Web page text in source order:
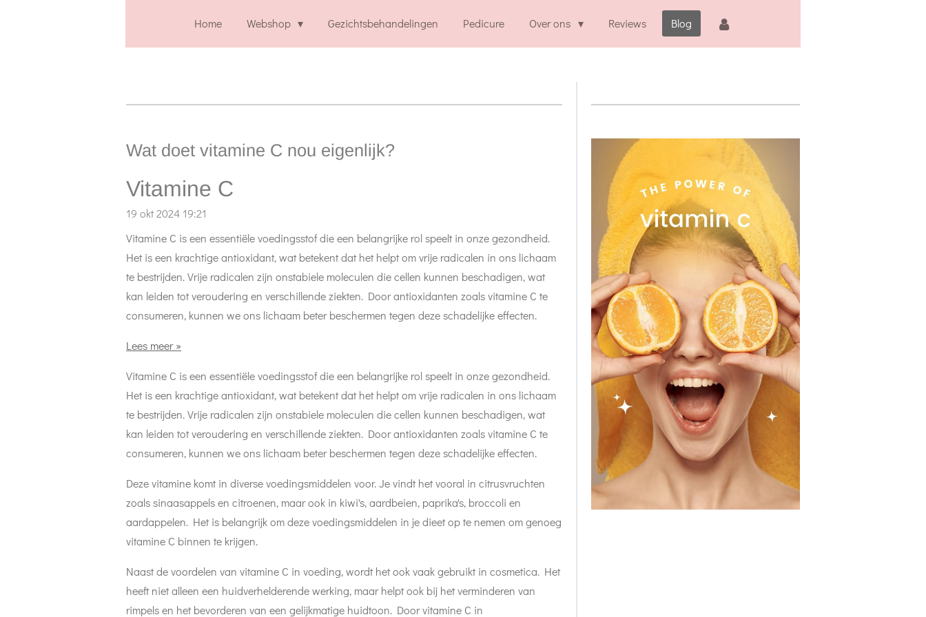
Home Webshop Gezichtsbehandelingen Pedicure Over ons Reviews Blog
Wat doet vitamine C nou eigenlijk?
Vitamine C
19 okt 2024 19:21
Vitamine C is een essentiële voedingsstof die een belangrijke rol speelt in onze gezondheid.
Het is een krachtige antioxidant, wat betekent dat het helpt om vrije radicalen in ons lichaam
te bestrijden. Vrije radicalen zijn onstabiele moleculen die cellen kunnen beschadigen, wat
kan leiden tot veroudering en verschillende ziekten. Door antioxidanten zoals vitamine C te
consumeren, kunnen we ons lichaam beter beschermen tegen deze schadelijke effecten.
Lees meer »
Vitamine C is een essentiële voedingsstof die een belangrijke rol speelt in onze gezondheid.
Het is een krachtige antioxidant, wat betekent dat het helpt om vrije radicalen in ons lichaam
te bestrijden. Vrije radicalen zijn onstabiele moleculen die cellen kunnen beschadigen, wat
kan leiden tot veroudering en verschillende ziekten. Door antioxidanten zoals vitamine C te
consumeren, kunnen we ons lichaam beter beschermen tegen deze schadelijke effecten.
Deze vitamine komt in diverse voedingsmiddelen voor. Je vindt het vooral in citrusvruchten
zoals sinaasappels en citroenen, maar ook in kiwi's, aardbeien, paprika's, broccoli en
aardappelen. Het is belangrijk om deze voedingsmiddelen in je dieet op te nemen om genoeg
vitamine C binnen te krijgen.
Naast de voordelen van vitamine C in voeding, wordt het ook vaak gebruikt in cosmetica. Het
heeft niet alleen een huidverhelderende werking, maar helpt ook bij het verminderen van
rimpels en het bevorderen van een gelijkmatige huidtoon. Door vitamine C in